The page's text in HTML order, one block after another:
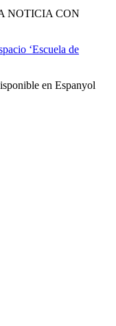
NOTICIA CON
‘Escuela de
en Espanyol